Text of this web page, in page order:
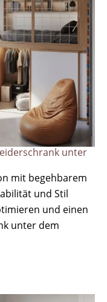
unter
mit begehbarem
und Stil
und einen
unter dem